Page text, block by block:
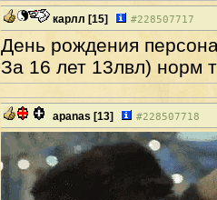
карлл [15] #228507717
День рождения
За 16 лет 13лвл) норм
apanas [13] #228507718